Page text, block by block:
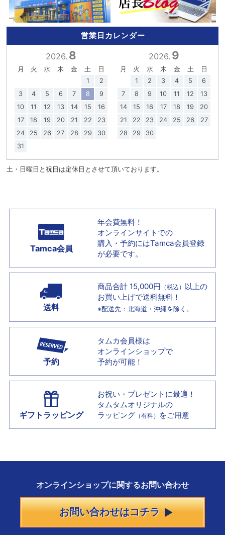
営業日カレンダー
2026. 8
月 火 水 木 金 土
日
1
2
3
4 5 6 7 8
9
10
11 12 13 14 15
16
17
18 19 20 21 22
23
24
25 26 27 28 29
30
31
2026. 9
月 火 水 木 金 土
日
1
2 3 4 5
6
7
8 9 10 11 12
13
14
15 16 17 18 19
20
21
22 23 24 25 26
27
28
29 30
土・日曜日と祝日は定休日とさせて頂いております。
Tamca会員
年会費無料！
オンラインサイトでの
購入・予約にはTamca会員登録
が必要です。
送料
商品合計 15,000円 （税込） 以上の
お買い上げで送料無料！
※配送先：北海道・沖縄を除く。
予約
タムカ会員様は
オンラインショップで
予約が可能！
ギフトラッピング
お祝い・プレゼントに最適！
タムタムオリジナルの
ラッピング （有料） をご用意
オンラインショップに関するお問い合わせ
お問い合わせはコチラ